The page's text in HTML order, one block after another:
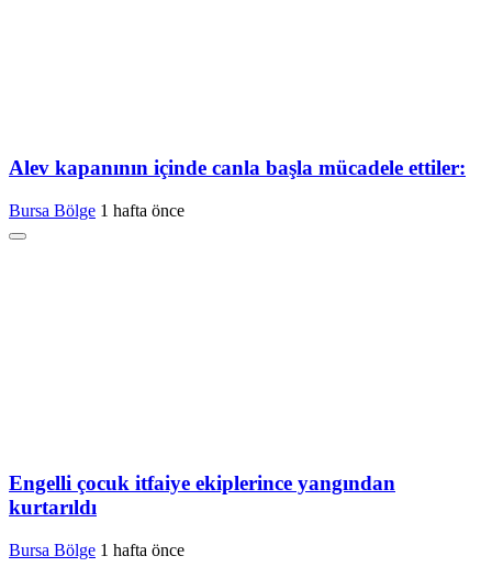
Alev kapanının içinde canla başla mücadele ettiler:
Bursa Bölge 1 hafta önce
Engelli çocuk itfaiye ekiplerince yangından
kurtarıldı
Bursa Bölge 1 hafta önce